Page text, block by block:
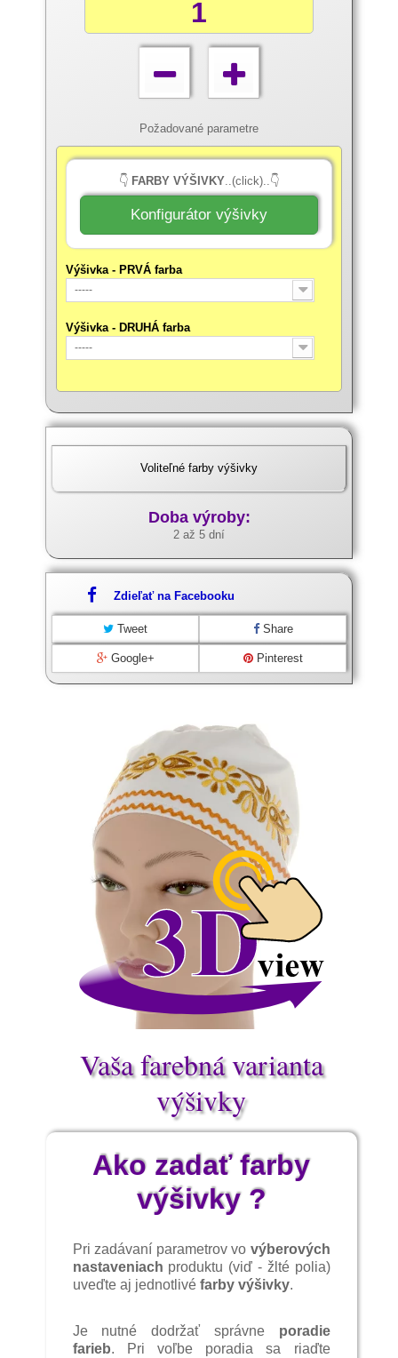
Požadované parametre
👇 FARBY VÝŠIVKY..(click)..👇
Konfigurátor výšivky
Výšivka - PRVÁ farba
-----
Výšivka - DRUHÁ farba
-----
Voliteľné farby výšivky
Doba výroby:
2 až 5 dní
Zdieľať na Facebooku
Tweet Share
Google+ Pinterest
Vaša farebná varianta
výšivky
Ako zadať farby
výšivky ?
Pri zadávaní parametrov vo výberových
nastaveniach produktu (viď - žlté polia)
uveďte aj jednotlivé farby výšivky.
Je nutné dodržať správne poradie
farieb. Pri voľbe poradia sa riaďte